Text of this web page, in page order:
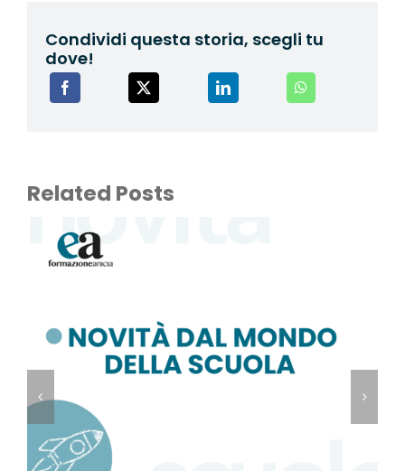
Condividi questa storia, scegli tu
dove!
Related Posts